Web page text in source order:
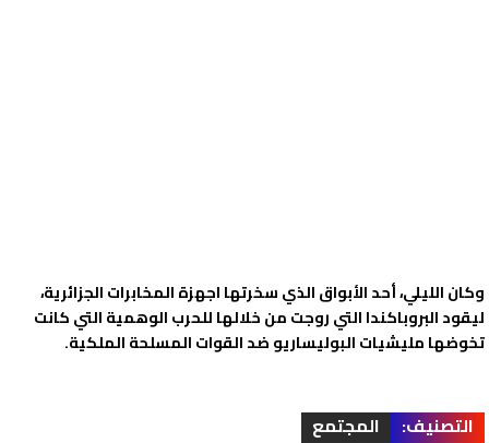
وكان الليلي، أحد الأبواق الذي سخرتها اجهزة المخابرات الجزائرية،
ليقود البروباكندا التي روجت من خلالها للحرب الوهمية التي كانت
تخوضها مليشيات البوليساريو ضد القوات المسلحة الملكية.
التصنيف:
المجتمع